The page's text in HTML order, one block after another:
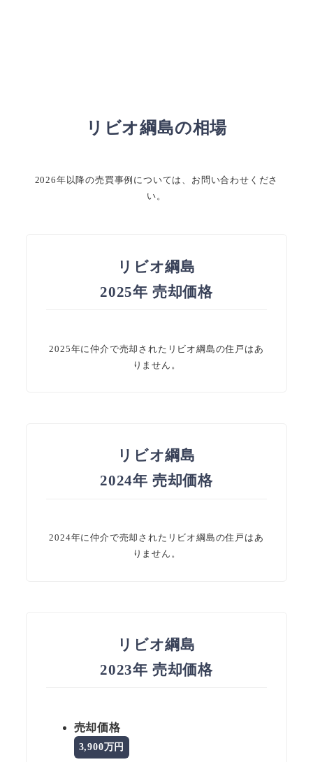
リビオ綱島の相場
2026年以降の売買事例については、お問い合わせくださ
い。
リビオ綱島
2025年 売却価格
2025年に仲介で売却されたリビオ綱島の住戸はあ
りません。
リビオ綱島
2024年 売却価格
2024年に仲介で売却されたリビオ綱島の住戸はあ
りません。
リビオ綱島
2023年 売却価格
売却価格
3,900万円